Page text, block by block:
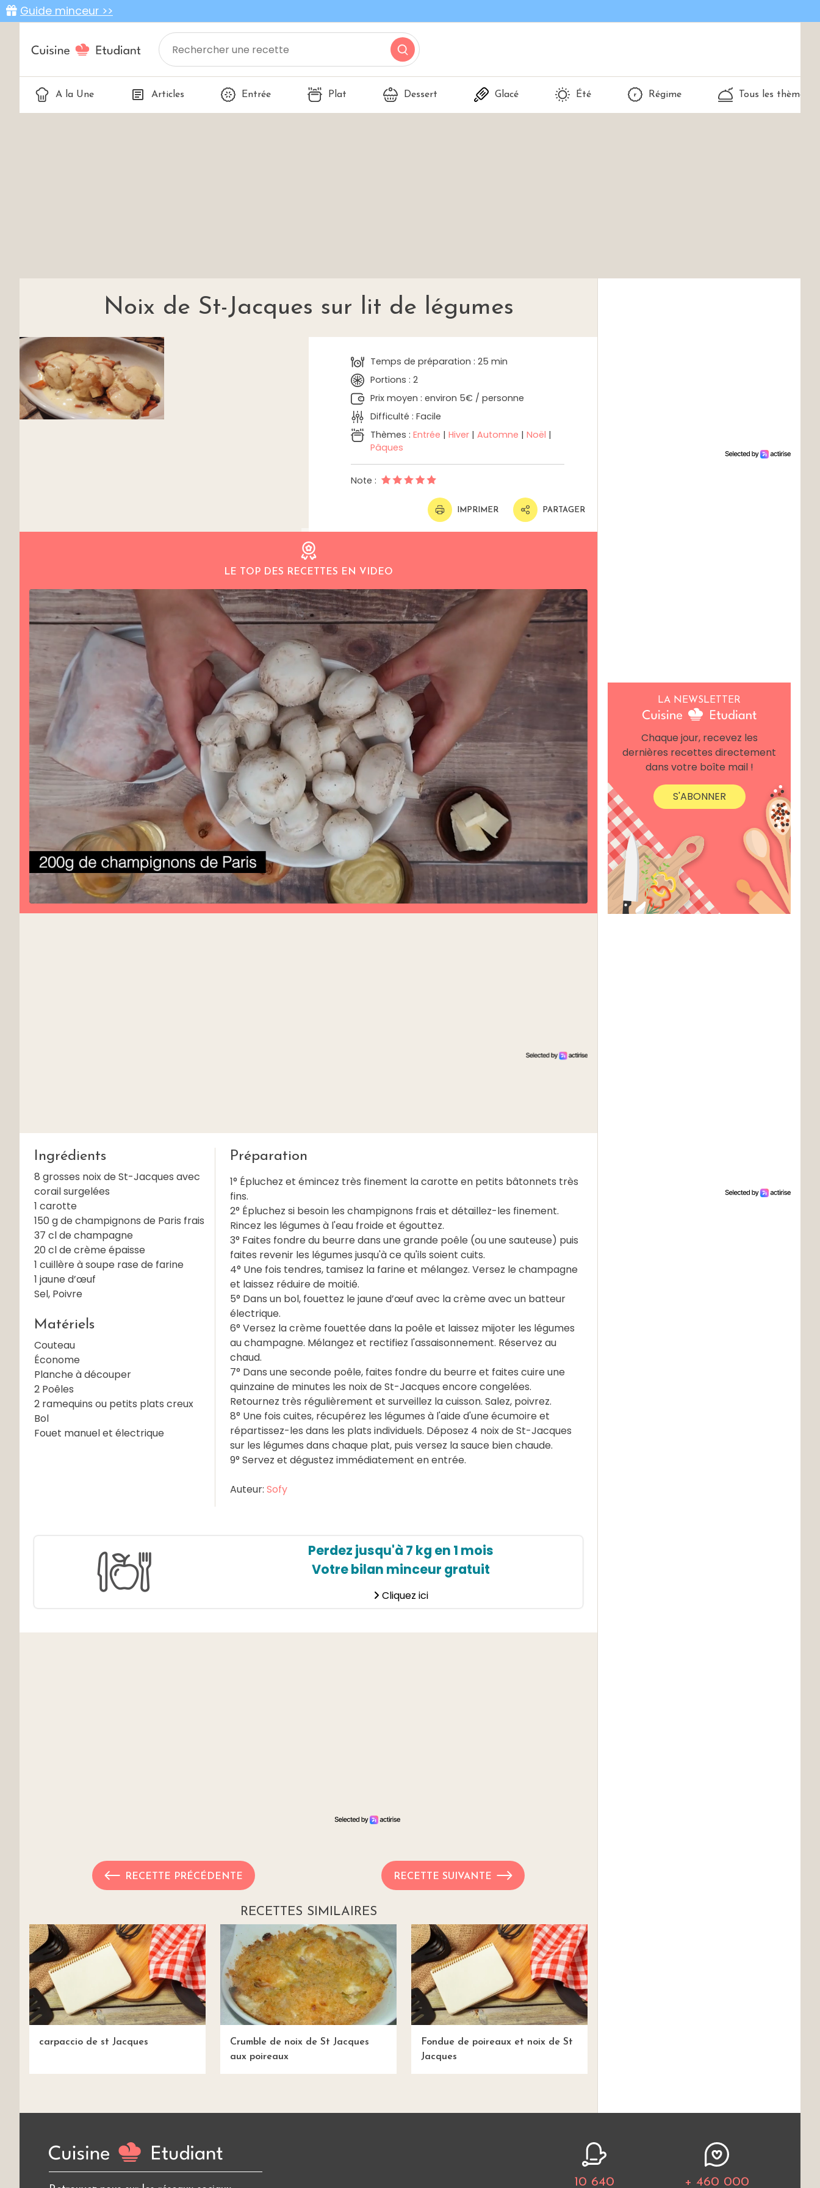
Guide minceur >>
A la Une Articles Entrée Plat Dessert Glacé Été Régime Tous les thèmes
Noix de St-Jacques sur lit de légumes
Temps de préparation : 25 min
Portions : 2
Prix moyen : environ 5€ / personne
Difficulté : Facile
Thèmes :Entrée |Hiver |Automne |Noël |
Pâques
Note :
IMPRIMER PARTAGER
LE TOP DES RECETTES EN VIDEO
Ingrédients
8 grosses noix de St-Jacques avec
corail surgelées
1 carotte
150 g de champignons de Paris frais
37 cl de champagne
20 cl de crème épaisse
1 cuillère à soupe rase de farine
1 jaune d’œuf
Sel, Poivre
Matériels
Couteau
Économe
Planche à découper
2 Poêles
2 ramequins ou petits plats creux
Bol
Fouet manuel et électrique
Préparation
1° Épluchez et émincez très finement la carotte en petits bâtonnets très
fins.
2° Épluchez si besoin les champignons frais et détaillez-les finement.
Rincez les légumes à l'eau froide et égouttez.
3° Faites fondre du beurre dans une grande poêle (ou une sauteuse) puis
faites revenir les légumes jusqu'à ce qu'ils soient cuits.
4° Une fois tendres, tamisez la farine et mélangez. Versez le champagne
et laissez réduire de moitié.
5° Dans un bol, fouettez le jaune d’œuf avec la crème avec un batteur
électrique.
6° Versez la crème fouettée dans la poêle et laissez mijoter les légumes
au champagne. Mélangez et rectifiez l'assaisonnement. Réservez au
chaud.
7° Dans une seconde poêle, faites fondre du beurre et faites cuire une
quinzaine de minutes les noix de St-Jacques encore congelées.
Retournez très régulièrement et surveillez la cuisson. Salez, poivrez.
8° Une fois cuites, récupérez les légumes à l'aide d'une écumoire et
répartissez-les dans les plats individuels. Déposez 4 noix de St-Jacques
sur les légumes dans chaque plat, puis versez la sauce bien chaude.
9° Servez et dégustez immédiatement en entrée.
Auteur: Sofy
Perdez jusqu'à 7 kg en 1 mois
Votre bilan minceur gratuit
Cliquez ici
RECETTE PRÉCÉDENTE RECETTE SUIVANTE
RECETTES SIMILAIRES
carpaccio de st Jacques
Crumble de noix de St Jacques
aux poireaux
Fondue de poireaux et noix de St
Jacques
LA NEWSLETTER
Chaque jour, recevez les
dernières recettes directement
dans votre boîte mail !
S'ABONNER
10 640 + 460 000